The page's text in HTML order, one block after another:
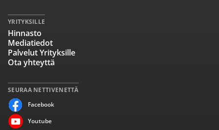
SEURAA NETTIVENETTÄ
Facebook
Youtube
YRITYKSILLE
Hinnasto
Mediatiedot
Palvelut Yrityksille
Ota yhteyttä